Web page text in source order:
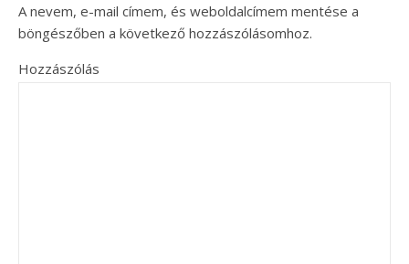
A nevem, e-mail címem, és weboldalcímem mentése a
böngészőben a következő hozzászólásomhoz.
Hozzászólás